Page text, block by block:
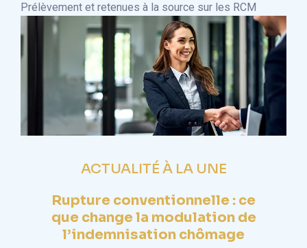
Prélèvement et retenues à la source sur les RCM
ACTUALITÉ À LA UNE
Rupture conventionnelle : ce
que change la modulation de
l’indemnisation chômage